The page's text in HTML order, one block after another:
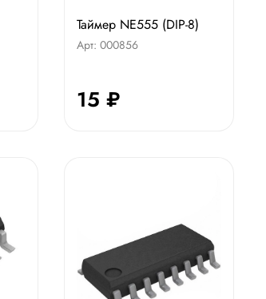
Таймер NE555 (DIP-8)
Арт: 000856
15 ₽